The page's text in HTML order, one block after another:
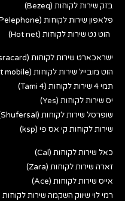
בזק שירות לקוחות (Bezeq)
פלאפון שירות לקוחות (Pelephone)
הוט נט שירות לקוחות (Hot net)
ישראכארט שירות לקוחות (Isracard)
הוט מובייל שירות לקוחות (Hot mobile)
תמי 4 שירות לקוחות (Tami 4)
יס שירות לקוחות (Yes)
שופרסל שירות לקוחות (Shufersal)
שירות לקוחות קי אס פי (ksp)
כאל שירות לקוחות (Cal)
זארה שירות לקוחות (Zara)
אייס שירות לקוחות (Ace)
רמי לוי שיווק השקמה שירות לקוחות